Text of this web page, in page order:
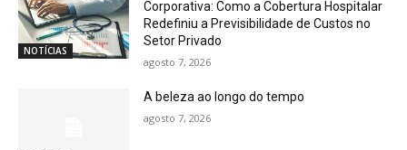
NOTÍCIAS
Corporativa: Como a Cobertura Hospitalar
Redefiniu a Previsibilidade de Custos no
Setor Privado
agosto 7, 2026
A beleza ao longo do tempo
agosto 7, 2026